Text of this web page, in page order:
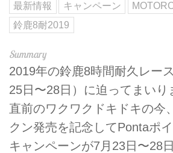
最新情報 キャンペーン
鈴鹿8耐2019
2019年の鈴鹿8時間耐久レー
25日〜28日）に迫ってまいり
直前のワクワクドキドキの今
クン発売を記念してPontaポ
キャンペーンが7月23日〜28